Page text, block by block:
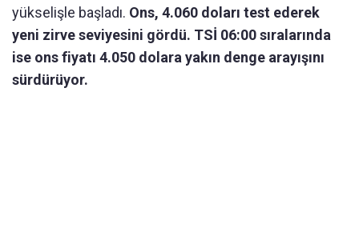
yükselişle başladı. Ons, 4.060 doları test ederek
yeni zirve seviyesini gördü. TSİ 06:00 sıralarında
ise ons fiyatı 4.050 dolara yakın denge arayışını
sürdürüyor.